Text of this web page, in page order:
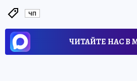
ЧП
ЧИТАЙТЕ НАС В